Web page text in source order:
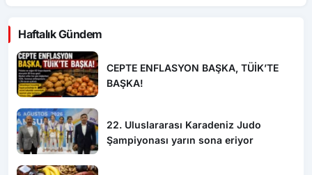
Haftalık Gündem
CEPTE ENFLASYON BAŞKA, TÜİK’TE
BAŞKA!
22. Uluslararası Karadeniz Judo
Şampiyonası yarın sona eriyor